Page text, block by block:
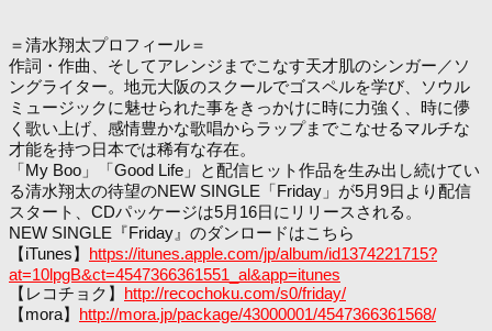
＝清水翔太プロフィール＝
作詞・作曲、そしてアレンジまでこなす天才肌のシンガー／ソ
ングライター。地元大阪のスクールでゴスペルを学び、ソウル
ミュージックに魅せられた事をきっかけに時に力強く、時に儚
く歌い上げ、感情豊かな歌唱からラップまでこなせるマルチな
才能を持つ日本では稀有な存在。
「My Boo」「Good Life」と配信ヒット作品を生み出し続けてい
る清水翔太の待望のNEW SINGLE「Friday」が5月9日より配信
スタート、CDパッケージは5月16日にリリースされる。
NEW SINGLE『Friday』のダンロードはこちら
【iTunes】 https://itunes.apple.com/jp/album/id1374221715?
at=10lpgB&ct=4547366361551_al&app=itunes
【レコチョク】 http://recochoku.com/s0/friday/
【mora】 http://mora.jp/package/43000001/4547366361568/